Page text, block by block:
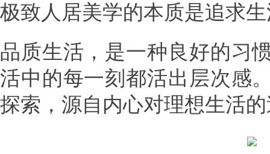
极致人居美学的本质是追求
品质生活，是一种良好的习
活中的每一刻都活出层次感
探索，源自内心对理想生活